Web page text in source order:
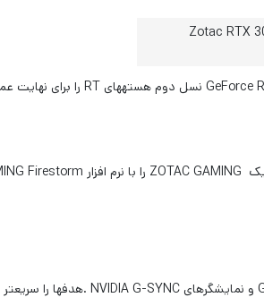
GeForceنسل دوم هسته‏های RTرا برای نهایت
ZOTAC GAMING را با نرم افزار Firestorm
و نمایشگرهای NVIDIA G-SYNC.هدف‏ها را